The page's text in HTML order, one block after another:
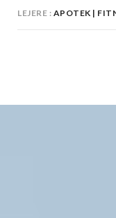
LEJERE APOTEK |